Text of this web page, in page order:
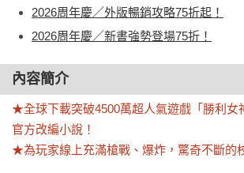
2026周年慶／外版暢銷攻略75折起！
2026周年慶／新書強勢登場75折！
內容簡介
★全球下載突破4500萬超人氣遊戲「勝利女
官方改編小說！
★為玩家線上充滿槍戰、爆炸，驚奇不斷的